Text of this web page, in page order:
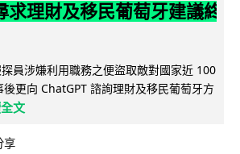
求理財及移民葡萄牙建議終
員涉嫌利用職務之便盜取敵對國家近 100
更向 ChatGPT 諮詢理財及移民葡萄牙方
文
享